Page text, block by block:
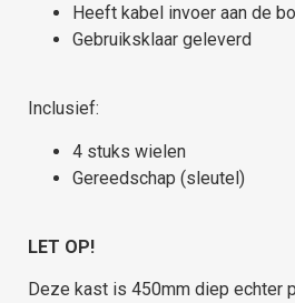
Heeft kabel invoer aan de
Gebruiksklaar geleverd
Inclusief:
4 stuks wielen
Gereedschap (sleutel)
LET OP!
Deze kast is 450mm diep echter